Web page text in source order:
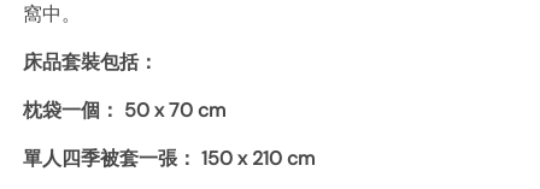
窩中。
床品套裝包括：
枕袋一個： 50 x 70 cm
單人四季被套一張： 150 x 210 cm